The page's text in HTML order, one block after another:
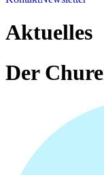
Aktuelles
Der